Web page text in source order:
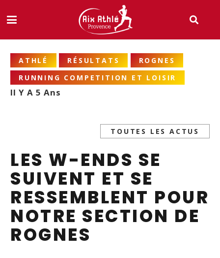
ATHLÉ RÉSULTATS
ROGNES
RUNNING COMPETITION ET LOISIR
Il Y A 5 Ans
TOUTES LES ACTUS
LES W-ENDS SE
SUIVENT ET SE
RESSEMBLENT POUR
NOTRE SECTION DE
ROGNES